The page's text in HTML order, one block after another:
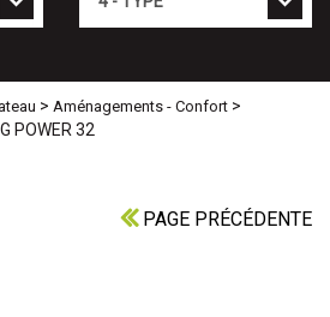
> Aménagements - Confort >
POWER 32
PAGE PRÉCÉDENTE